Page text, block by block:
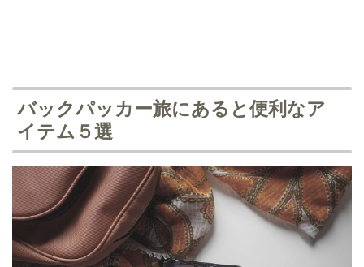
バックパッカー旅にあると便利なア
イテム５選